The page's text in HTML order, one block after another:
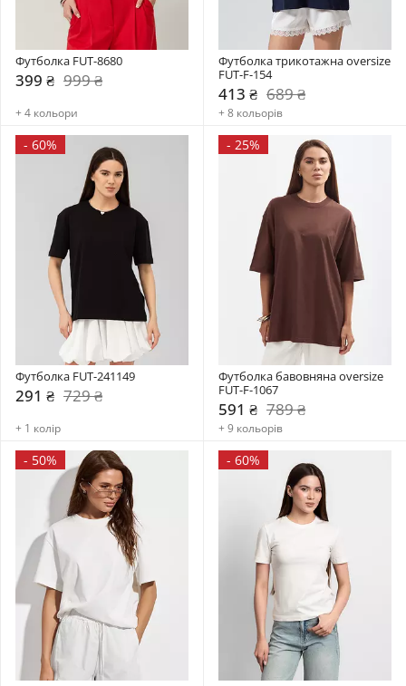
Футболка FUT-8680
399 ₴ 999 ₴
+ 4 кольори
Футболка трикотажна oversize
FUT-F-154
413 ₴ 689 ₴
+ 8 кольорів
- 60%
Футболка FUT-241149
291 ₴ 729 ₴
+ 1 колір
- 25%
Футболка бавовняна oversize
FUT-F-1067
591 ₴ 789 ₴
+ 9 кольорів
- 50% - 60%